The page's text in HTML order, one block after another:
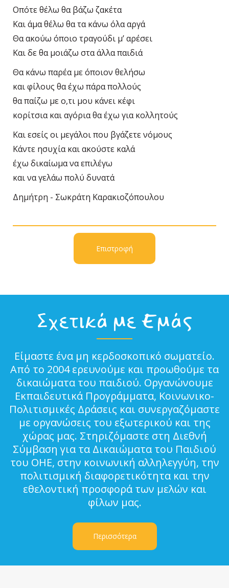
Οπότε θέλω θα βάζω ζακέτα
Και άμα θέλω θα τα κάνω όλα αργά
Θα ακούω όποιο τραγούδι μ’ αρέσει
Και δε θα μοιάζω στα άλλα παιδιά
Θα κάνω παρέα με όποιον θελήσω
και φίλους θα έχω πάρα πολλούς
θα παίζω με ο,τι μου κάνει κέφι
κορίτσια και αγόρια θα έχω για κολλητούς
Και εσείς οι μεγάλοι που βγάζετε νόμους
Κάντε ησυχία και ακούστε καλά
έχω δικαίωμα να επιλέγω
και να γελάω πολύ δυνατά
Δημήτρη - Σωκράτη Καρακιοζόπουλου
Επιστροφή
Σχετικά με Εμάς
Είμαστε ένα μη κερδοσκοπικό σωματείο.
Από το 2004 ερευνούμε και προωθούμε τα
δικαιώματα του παιδιού. Οργανώνουμε
Εκπαιδευτικά Προγράμματα, Κοινωνικο-
Πολιτισμικές Δράσεις και συνεργαζόμαστε
με οργανώσεις του εξωτερικού και της
χώρας μας. Στηριζόμαστε στη Διεθνή
Σύμβαση για τα Δικαιώματα του Παιδιού
του ΟΗΕ, στην κοινωνική αλληλεγγύη, την
πολιτισμική διαφορετικότητα και την
εθελοντική προσφορά των μελών και
φίλων μας.
Περισσότερα